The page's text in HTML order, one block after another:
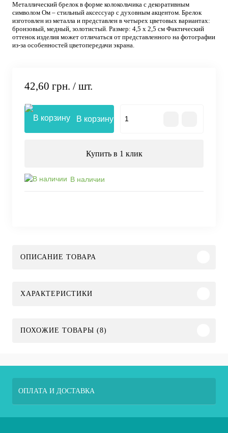
Металлический брелок в форме колокольчика с декоративным
символом Ом – стильный аксессуар с духовным акцентом. Брелок
изготовлен из металла и представлен в четырех цветовых вариантах:
бронзовый, медный, золотистый. Размер: 4,5 х 2,5 см Фактический
оттенок изделия может отличаться от представленного на фотографии
из-за особенностей цветопередачи экрана.
42,60 грн. / шт.
В корзину
Купить в 1 клик
В наличии
ОПИСАНИЕ ТОВАРА
ХАРАКТЕРИСТИКИ
ПОХОЖИЕ ТОВАРЫ (8)
ОПЛАТА И ДОСТАВКА